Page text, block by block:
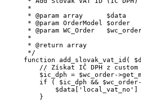
*
* @param array
$data
* @param OrderModel $order
* @param WC_Order
*
* @return
array
*/
function
add_slovak_vat_id (
// Získat IČ DPH z custom
$ic_dph = $wc_order->
if ( $ic_dph && $wc_order
$data
' local_vat_no '
}